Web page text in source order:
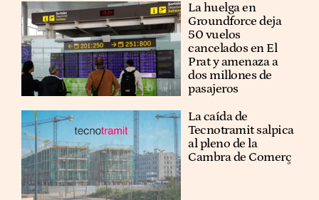
La huelga en
Groundforce deja
50 vuelos
cancelados en El
Prat y amenaza a
dos millones de
pasajeros
La caída de
Tecnotramit salpica
al pleno de la
Cambra de Comerç